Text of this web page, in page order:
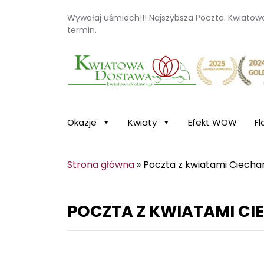
Wywołaj uśmiech!!! Najszybsza Poczta.
termin.
Kwiaciarnia internetowa Kwiatowa
Okazje Kwiaty Efekt WOW
Strona główna » Poczta z kwiatami
POCZTA Z KWIATAMI